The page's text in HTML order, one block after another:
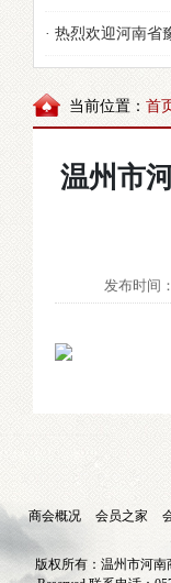
导！
· 热烈欢迎河南省
当前位置： 首
温州市
发布时间
商会概况 会员之家
版权所有：温州市河南